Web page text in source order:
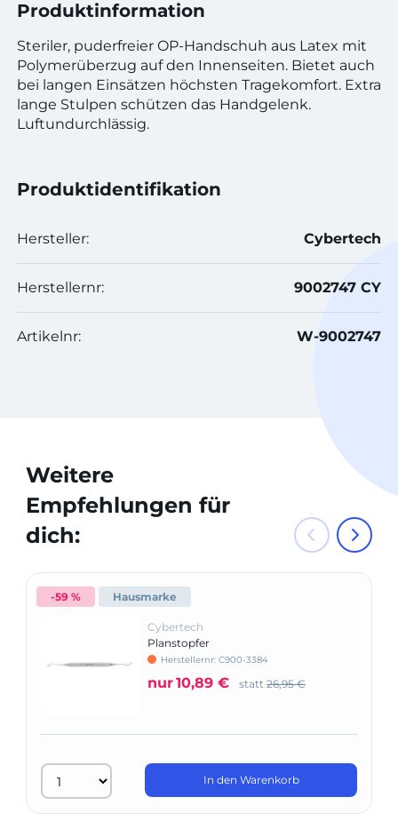
Produktinformation
Steriler, puderfreier OP-Handschuh aus Latex mit
Polymerüberzug auf den Innenseiten. Bietet auch
bei langen Einsätzen höchsten Tragekomfort. Extra
lange Stulpen schützen das Handgelenk.
Luftundurchlässig.
Produktidentifikation
Hersteller: Cybertech
Herstellernr: 9002747 CY
Artikelnr: W-9002747
Weitere
Empfehlungen für
dich:
-59 % Hausmarke
Cybertech
Planstopfer
Herstellernr: C900-3384
nur10,89 € statt 26,95 €
In den Warenkorb